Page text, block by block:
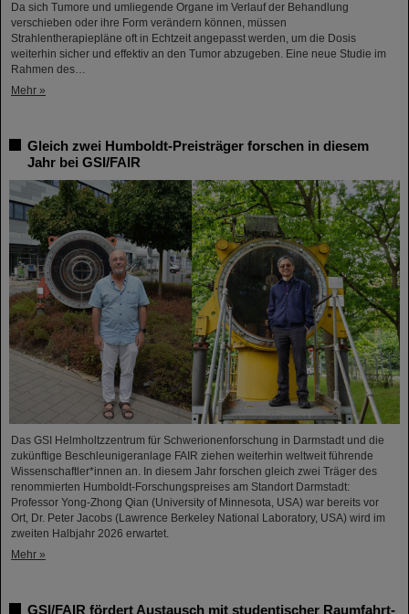
Da sich Tumore und umliegende Organe im Verlauf der Behandlung
verschieben oder ihre Form verändern können, müssen
Strahlentherapiepläne oft in Echtzeit angepasst werden, um die Dosis
weiterhin sicher und effektiv an den Tumor abzugeben. Eine neue Studie im
Rahmen des…
Mehr »
Gleich zwei Humboldt-Preisträger forschen in diesem
Jahr bei GSI/FAIR
Das GSI Helmholtzzentrum für Schwerionenforschung in Darmstadt und die
zukünftige Beschleunigeranlage FAIR ziehen weiterhin weltweit führende
Wissenschaftler*innen an. In diesem Jahr forschen gleich zwei Träger des
renommierten Humboldt-Forschungspreises am Standort Darmstadt:
Professor Yong-Zhong Qian (University of Minnesota, USA) war bereits vor
Ort, Dr. Peter Jacobs (Lawrence Berkeley National Laboratory, USA) wird im
zweiten Halbjahr 2026 erwartet.
Mehr »
GSI/FAIR fördert Austausch mit studentischer Raumfahrt-